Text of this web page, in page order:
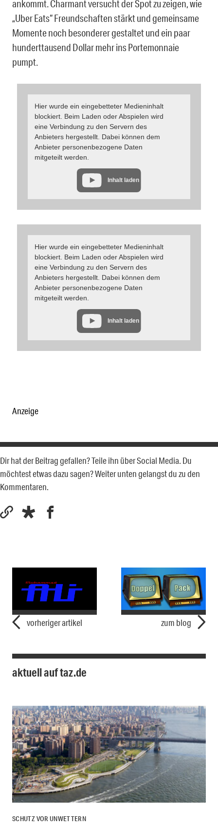
ankommt. Charmant versucht der Spot zu zeigen, wie
„Uber Eats“ Freundschaften stärkt und gemeinsame
Momente noch besonderer gestaltet und ein paar
hunderttausend Dollar mehr ins Portemonnaie
pumpt.
Hier wurde ein eingebetteter Medieninhalt
blockiert. Beim Laden oder Abspielen wird
eine Verbindung zu den Servern des
Anbieters hergestellt. Dabei können dem
Anbieter personenbezogene Daten
mitgeteilt werden.
Inhalt laden
Hier wurde ein eingebetteter Medieninhalt
blockiert. Beim Laden oder Abspielen wird
eine Verbindung zu den Servern des
Anbieters hergestellt. Dabei können dem
Anbieter personenbezogene Daten
mitgeteilt werden.
Inhalt laden
Anzeige
Dir hat der Beitrag gefallen? Teile ihn über Social Media. Du
möchtest etwas dazu sagen? Weiter unten gelangst du zu den
Kommentaren.
vorheriger artikel zum blog
aktuell auf taz.de
SCHUTZ VOR UNWETTERN